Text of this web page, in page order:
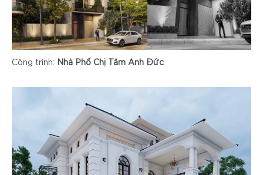
Công trình: Nhà Phố Chị Tâm Anh Đức